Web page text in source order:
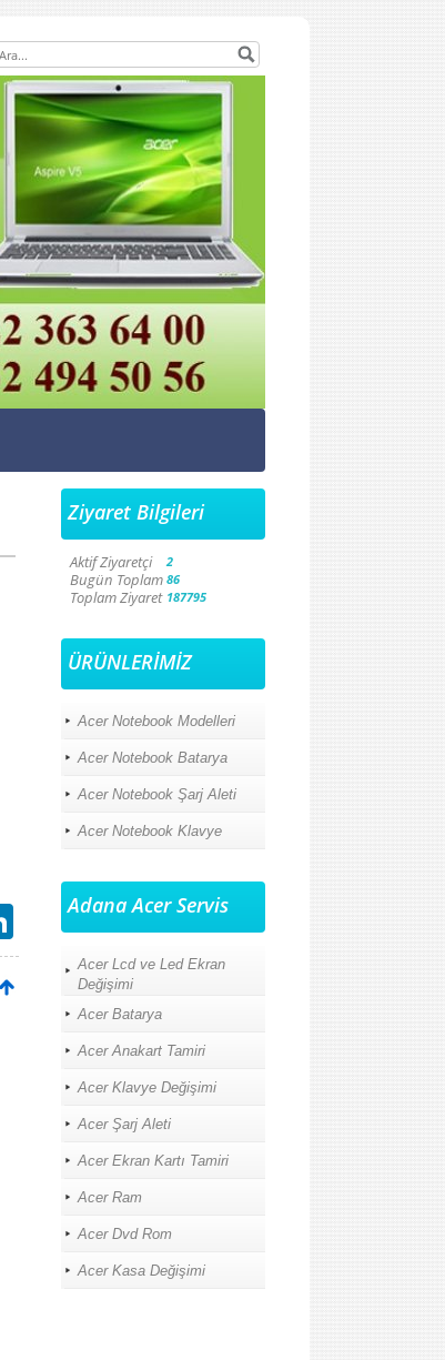
Ziyaret Bilgileri
Aktif Ziyaretçi 2
Bugün Toplam 86
Toplam Ziyaret 187795
ÜRÜNLERİMİZ
Acer Notebook Modelleri
Acer Notebook Batarya
Acer Notebook Şarj Aleti
Acer Notebook Klavye
Adana Acer Servis
Acer Lcd ve Led Ekran
Değişimi
Acer Batarya
Acer Anakart Tamiri
Acer Klavye Değişimi
Acer Şarj Aleti
Acer Ekran Kartı Tamiri
Acer Ram
Acer Dvd Rom
Acer Kasa Değişimi